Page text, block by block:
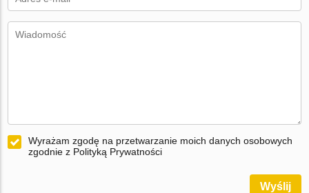
Wyrażam zgodę na przetwarzanie moich danych osobowych
zgodnie z Polityką Prywatności
Wyślij